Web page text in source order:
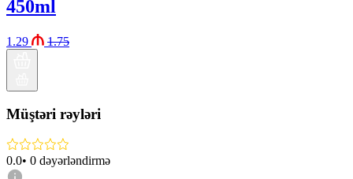
450ml
1.29 1.75
Müştəri rəyləri
0.0• 0 dəyərləndirmə